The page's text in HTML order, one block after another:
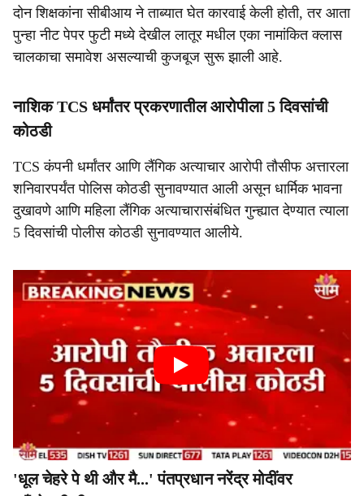
दोन शिक्षकांना सीबीआय ने ताब्यात घेत कारवाई केली होती, तर आता
पुन्हा नीट पेपर फुटी मध्ये देखील लातूर मधील एका नामांकित क्लास
चालकाचा समावेश असल्याची कुजबूज सुरू झाली आहे.
नाशिक TCS धर्मांतर प्रकरणातील आरोपीला 5 दिवसांची
कोठडी
TCS कंपनी धर्मांतर आणि लैंगिक अत्याचार आरोपी तौसीफ अत्तारला
शनिवारपर्यंत पोलिस कोठडी सुनावण्यात आली असून धार्मिक भावना
दुखावणे आणि महिला लैंगिक अत्याचारासंबंधित गुन्ह्यात देण्यात त्याला
5 दिवसांची पोलीस कोठडी सुनावण्यात आलीये.
'धूल चेहरे पे थी और मै...' पंतप्रधान नरेंद्र मोदींवर